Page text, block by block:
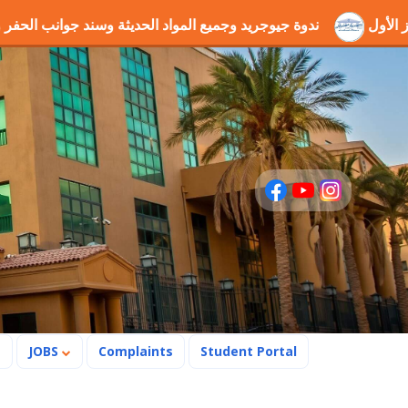
بالمركز الأول ندوة جيوجريد وجميع المواد الحديثة
JOBS Complaints Student Portal